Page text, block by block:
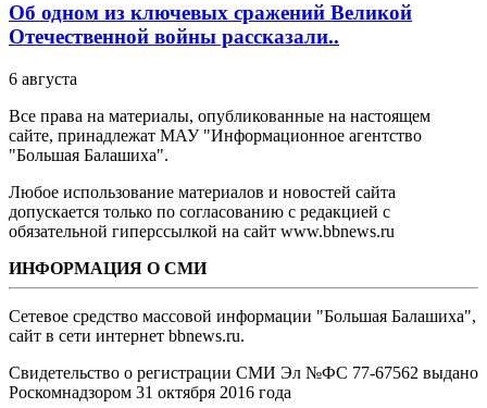
Об одном из ключевых сражений Великой
Отечественной войны рассказали..
6 августа
Все права на материалы, опубликованные на настоящем
сайте, принадлежат МАУ "Информационное агентство
"Большая Балашиха".
Любое использование материалов и новостей сайта
допускается только по согласованию с редакцией с
обязательной гиперссылкой на сайт www.bbnews.ru
ИНФОРМАЦИЯ О СМИ
Сетевое средство массовой информации "Большая Балашиха",
сайт в сети интернет bbnews.ru.
Свидетельство о регистрации СМИ Эл №ФС ‎77-67562 выдано
Роскомнадзором 31 октября 2016 года